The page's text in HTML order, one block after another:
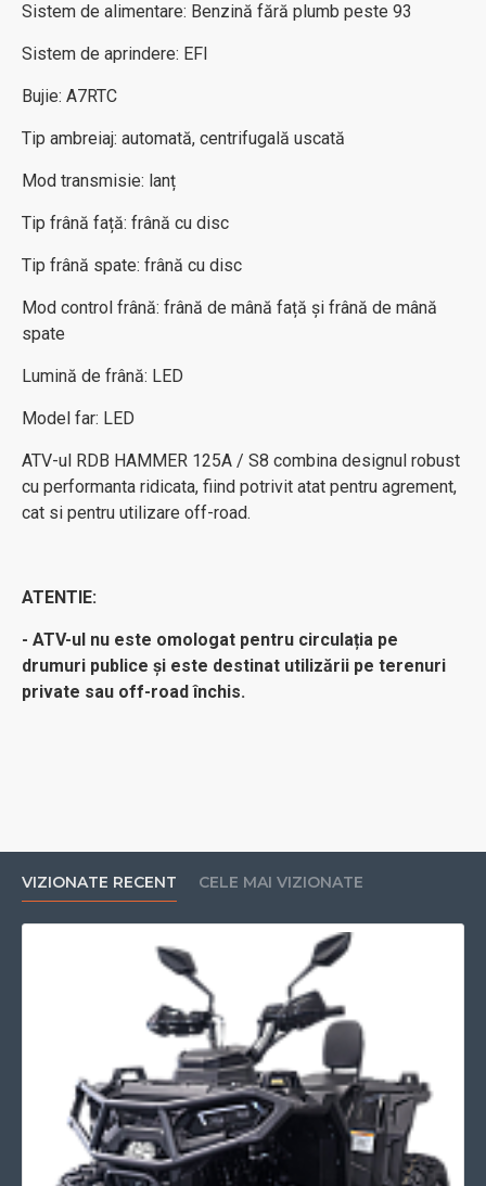
Sistem de alimentare: Benzină fără plumb peste 93
Sistem de aprindere: EFI
Bujie: A7RTC
Tip ambreiaj: automată, centrifugală uscată
Mod transmisie: lanț
Tip frână față: frână cu disc
Tip frână spate: frână cu disc
Mod control frână: frână de mână față și frână de mână
spate
Lumină de frână: LED
Model far: LED
ATV-ul RDB HAMMER 125A / S8 combina designul robust
cu performanta ridicata, fiind potrivit atat pentru agrement,
cat si pentru utilizare off-road.
ATENTIE:
- ATV-ul nu este omologat pentru circulația pe
drumuri publice și este destinat utilizării pe terenuri
private sau off-road închis.
VIZIONATE RECENT CELE MAI VIZIONATE